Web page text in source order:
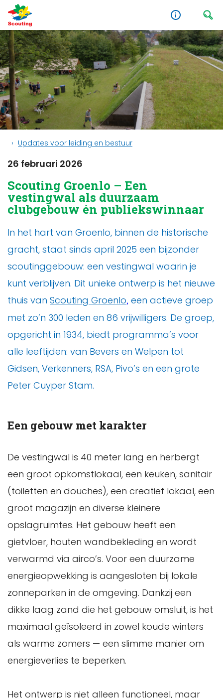
Updates voor leiding en bestuur
26 februari 2026
Scouting Groenlo – Een
vestingwal als duurzaam
clubgebouw én publiekswinnaar
In het hart van Groenlo, binnen de historische
gracht, staat sinds april 2025 een bijzonder
scoutinggebouw: een vestingwal waarin je
kunt verblijven. Dit unieke ontwerp is het nieuwe
thuis van Scouting Groenlo, een actieve groep
met zo’n 300 leden en 86 vrijwilligers. De groep,
opgericht in 1934, biedt programma’s voor
alle leeftijden: van Bevers en Welpen tot
Gidsen, Verkenners, RSA, Pivo’s en een grote
Peter Cuyper Stam.
Een gebouw met karakter
De vestingwal is 40 meter lang en herbergt
een groot opkomstlokaal, een keuken, sanitair
(toiletten en douches), een creatief lokaal, een
groot magazijn en diverse kleinere
opslagruimtes. Het gebouw heeft een
gietvloer, houten wandbekleding en wordt
verwarmd via airco’s. Voor een duurzame
energieopwekking is aangesloten bij lokale
zonneparken in de omgeving. Dankzij een
dikke laag zand die het gebouw omsluit, is het
maximaal geïsoleerd in zowel koude winters
als warme zomers — een slimme manier om
energieverlies te beperken.
Het ontwerp is niet alleen functioneel, maar